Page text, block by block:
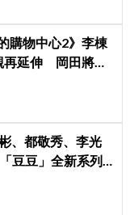
購物中心2》李棟
再延伸 岡田將生
、都敬秀、李光
豆豆」全新系列